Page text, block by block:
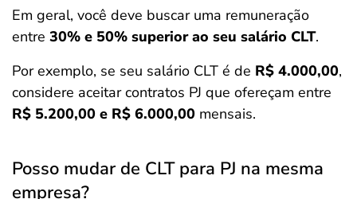
Em geral, você deve buscar uma remuneração
entre 30% e 50% superior ao seu salário CLT.
Por exemplo, se seu salário CLT é de R$ 4.000,00,
considere aceitar contratos PJ que ofereçam entre
R$ 5.200,00 e R$ 6.000,00 mensais.
Posso mudar de CLT para PJ na mesma
empresa?